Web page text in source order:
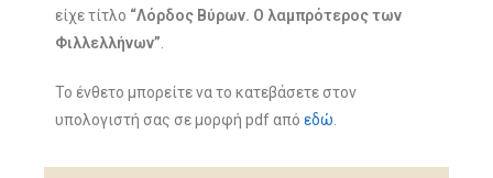
είχε τίτλο “Λόρδος Βύρων. Ο λαμπρότερος των
Φιλλελλήνων”
Το ένθετο μπορείτε να το κατεβάσετε στον
υπολογιστή σας σε μορφή pdf από εδώ